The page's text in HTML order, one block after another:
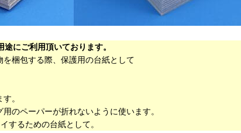
にご利用頂いております。
梱包する際、保護用の台紙として
。
のペーパーが折れないように使います。
するための台紙として。